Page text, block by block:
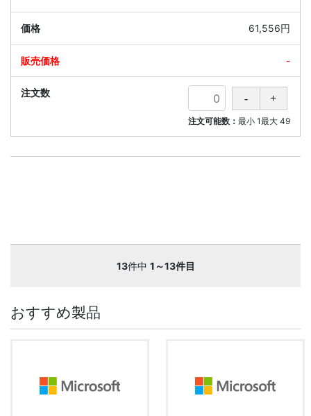
61,556円
-
注文可能数： 最小 1最大 49
13件中 1～13件目
おすすめ製品